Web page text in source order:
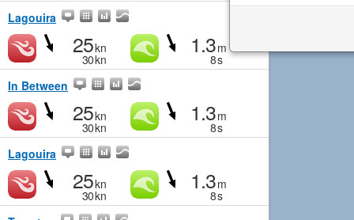
Lagouira
25kn
30kn
1.3m
8s
In Between
25kn
30kn
1.3m
8s
Lagouira
25kn
30kn
1.3m
8s